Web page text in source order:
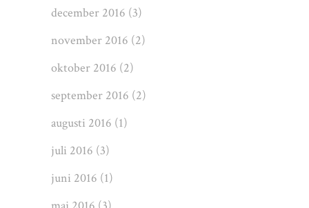
december 2016 (3)
november 2016 (2)
oktober 2016 (2)
september 2016 (2)
augusti 2016 (1)
juli 2016 (3)
juni 2016 (1)